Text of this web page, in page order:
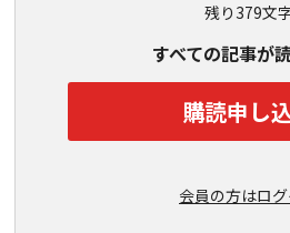
残り379文
すべての記事が
購読申し
会員の方はロ